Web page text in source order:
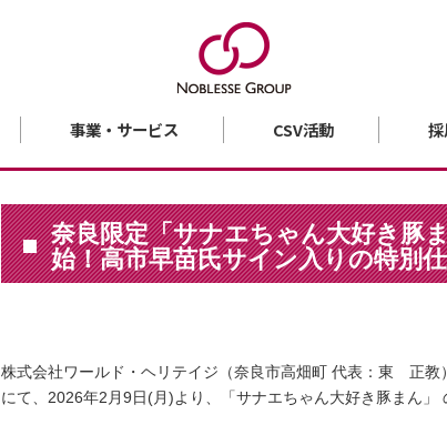
事業・サービス CSV活動
奈良限定「サナエちゃん大好き豚
始！高市早苗氏サイン入りの特別
株式会社ワールド・ヘリテイジ（奈良市高畑町 代表：東 正教
にて、2026年2月9日(月)より、「サナエちゃん大好き豚まん」